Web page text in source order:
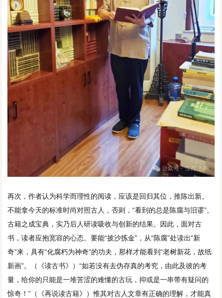
再次，作者认为科学而理性的阅读，应该是回归其位，推陈出新。
不能拿今天的标准时尚对照古人，否则，“看到的总是陈腐与旧谬”。
古籍之成宝典，实乃后人研读吸收与创新的结果。因此，面对古
书，读者应抱宽容的心态。要能“披沙拣金”，从“陈腐”处读出“新
奇”来，具有“化腐朽为神奇”的功夫，那样才能看到“老树新花，故纸
新画”。（《读古书》）“如若没有去伪存真的考究，由此及彼的考
量，给你的只能是一堆苦涩的难懂的古玩，抑或是一串带有疑问的
惊奇！”（《再说读古籍》）惟其对古人文章有正确的理解，才能真